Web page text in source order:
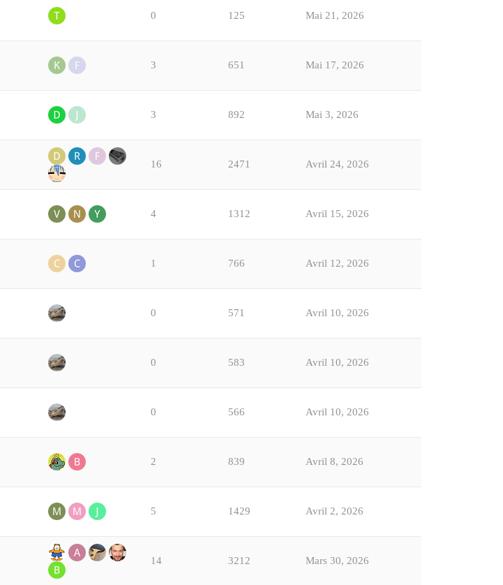
0 125 Mai 21, 2026
3 651 Mai 17, 2026
3 892 Mai 3, 2026
16 2471 Avril 24, 2026
4 1312 Avril 15, 2026
1 766 Avril 12, 2026
0 571 Avril 10, 2026
0 583 Avril 10, 2026
0 566 Avril 10, 2026
2 839 Avril 8, 2026
5 1429 Avril 2, 2026
14 3212 Mars 30, 2026